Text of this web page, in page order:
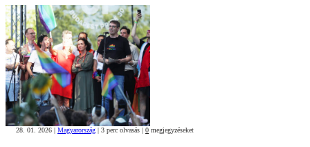
28. 01. 2026 Magyarország 3 perc olvasás 0 megjegyzéseket